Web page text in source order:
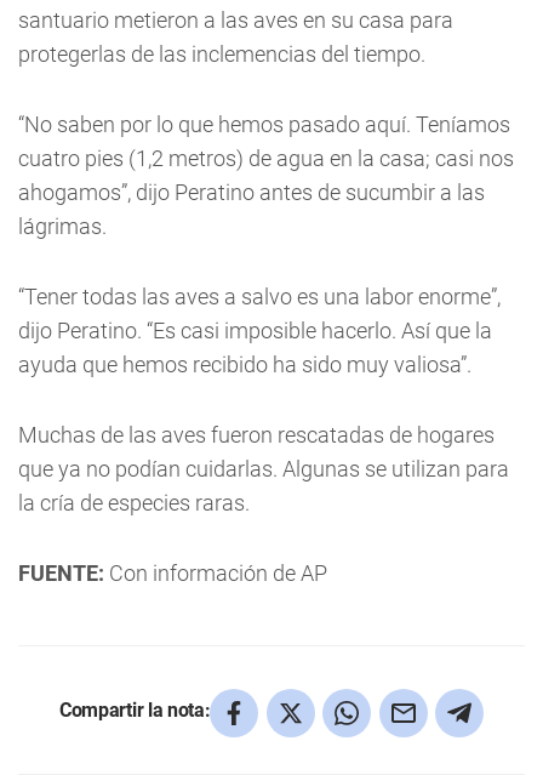
santuario metieron a las aves en su casa para
protegerlas de las inclemencias del tiempo.
“No saben por lo que hemos pasado aquí. Teníamos
cuatro pies (1,2 metros) de agua en la casa; casi nos
ahogamos”, dijo Peratino antes de sucumbir a las
lágrimas.
“Tener todas las aves a salvo es una labor enorme”,
dijo Peratino. “Es casi imposible hacerlo. Así que la
ayuda que hemos recibido ha sido muy valiosa”.
Muchas de las aves fueron rescatadas de hogares
que ya no podían cuidarlas. Algunas se utilizan para
la cría de especies raras.
FUENTE: Con información de AP
Compartir la nota: